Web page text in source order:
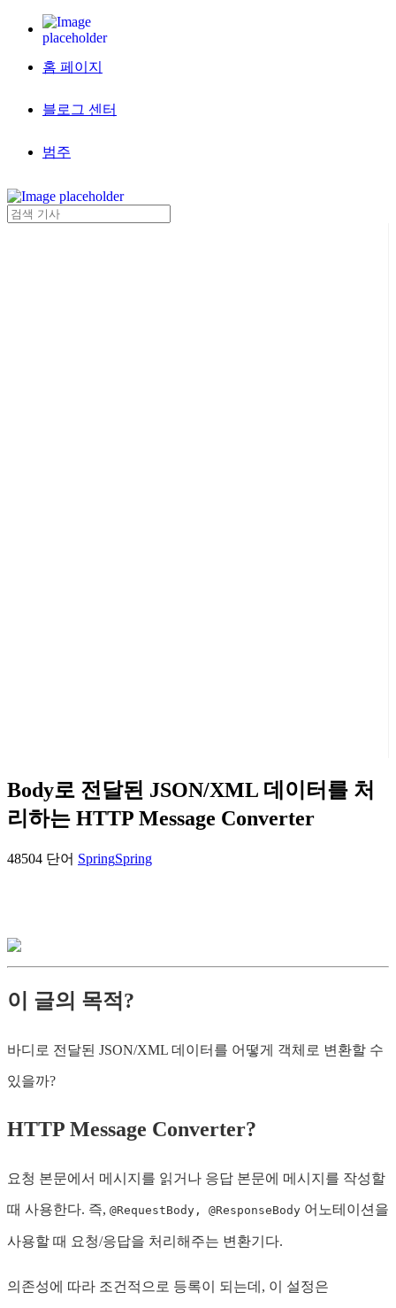
홈 페이지
블로그 센터
범주
Body로 전달된 JSON/XML 데이터를 처
리하는 HTTP Message Converter
48504 단어 SpringSpring
이 글의 목적?
바디로 전달된 JSON/XML 데이터를 어떻게 객체로 변환할 수
있을까?
HTTP Message Converter?
요청 본문에서 메시지를 읽거나 응답 본문에 메시지를 작성할
때 사용한다. 즉, @RequestBody, @ResponseBody 어노테이션을
사용할 때 요청/응답을 처리해주는 변환기다.
의존성에 따라 조건적으로 등록이 되는데, 이 설정은